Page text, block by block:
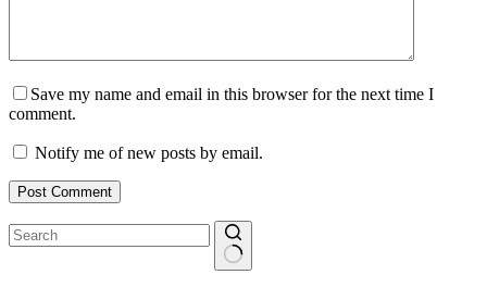
Save my name and email in this browser for the next time I
comment.
Notify me of new posts by email.
Post Comment